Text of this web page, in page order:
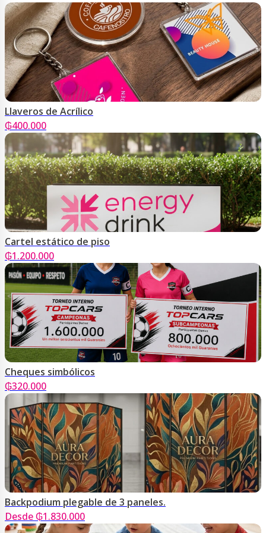
Llaveros de Acrílico
₲400.000
Cartel estático de piso
₲1.200.000
Cheques simbólicos
₲320.000
Backpodium plegable de 3 paneles.
Desde ₲1.830.000